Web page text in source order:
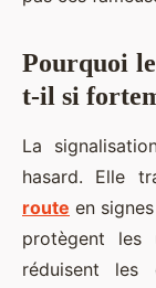
Pourquoi
t-il si
La
hasard. Elle
route en
protègent les
réduisent les